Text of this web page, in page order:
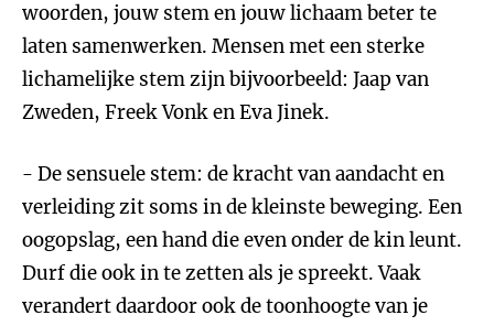
woorden, jouw stem en jouw lichaam beter te
laten samenwerken. Mensen met een sterke
lichamelijke stem zijn bijvoorbeeld: Jaap van
Zweden, Freek Vonk en Eva Jinek.
- De sensuele stem: de kracht van aandacht en
verleiding zit soms in de kleinste beweging. Een
oogopslag, een hand die even onder de kin leunt.
Durf die ook in te zetten als je spreekt. Vaak
verandert daardoor ook de toonhoogte van je